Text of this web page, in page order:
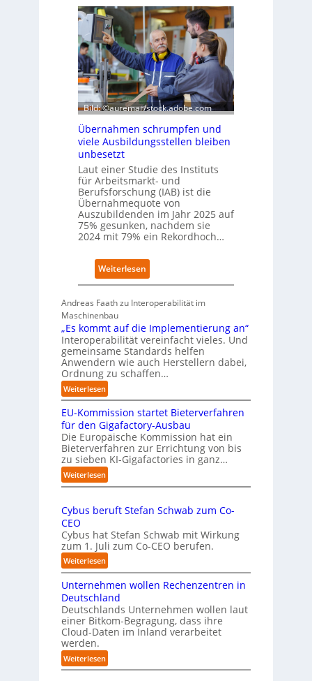
S
I
-
I
n
d
e
x
a
f
P
a
t
z
1
u
t
s
c
h
e
W
i
r
s
c
a
f
t
z
e
i
t
s
i
h
o
b
u
s
Bild: ©auremar/stock.adobe.com
Übernahmen schrumpfen und
viele Ausbildungsstellen bleiben
unbesetzt
Laut einer Studie des Instituts
für Arbeitsmarkt- und
Berufsforschung (IAB) ist die
Übernahmequote von
Auszubildenden im Jahr 2025 auf
75% gesunken, nachdem sie
2024 mit 79% ein Rekordhoch…
Weiterlesen:
Ü
e
n
a
h
m
e
c
h
r
u
e
u
n
v
i
l
e
A
b
Andreas Faath zu Interoperabilität im
Maschinenbau
„Es kommt auf die Implementierung an“
Interoperabilität vereinfacht vieles. Und
gemeinsame Standards helfen
Anwendern wie auch Herstellern dabei,
Ordnung zu schaffen…
Weiterlesen:
„
E
s
k
o
m
m
t
u
d
i
e
I
p
l
e
m
e
n
t
i
EU-Kommission startet Bieterverfahren
für den Gigafactory-Ausbau
Die Europäische Kommission hat ein
Bieterverfahren zur Errichtung von bis
zu sieben KI-Gigafactories in ganz…
Weiterlesen:
E
-
o
m
m
i
i
o
n
t
a
Cybus beruft Stefan Schwab zum Co-
CEO
Cybus hat Stefan Schwab mit Wirkung
zum 1. Juli zum Co-CEO berufen.
Weiterlesen:
C
y
b
u
s
b
r
u
Unternehmen wollen Rechenzentren in
Deutschland
Deutschlands Unternehmen wollen laut
einer Bitkom-Begragung, dass ihre
Cloud-Daten im Inland verarbeitet
werden.
Weiterlesen:
U